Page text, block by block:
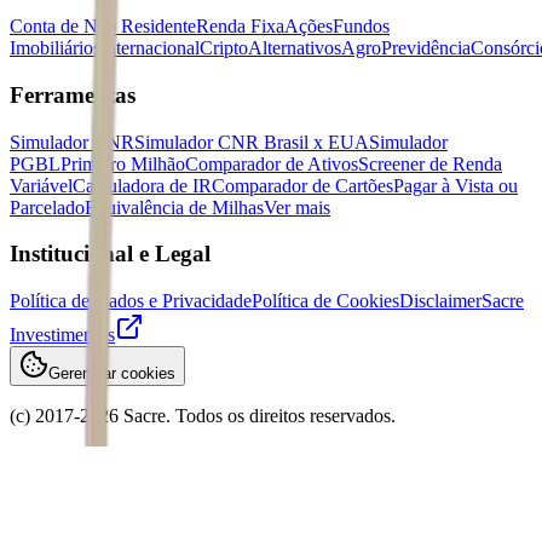
Conta de Não ResidenteRenda FixaAçõesFundos
Imobiliários
InternacionalCriptoAlternativosAgroPrevidência
Ferramentas
Simulador CNRSimulador CNR Brasil x EUASimulador
PGBLPrimeiro MilhãoComparador de AtivosScreener de Renda
VariávelCalculadora de IRComparador de CartõesPagar à Vista ou
ParceladoEquivalência de MilhasVer mais
Institucional e Legal
Política de Dados e PrivacidadePolítica de CookiesDisclaimerSacre
Investimentos
Gerenciar cookies
(c) 2017-2026 Sacre. Todos os direitos reservados.